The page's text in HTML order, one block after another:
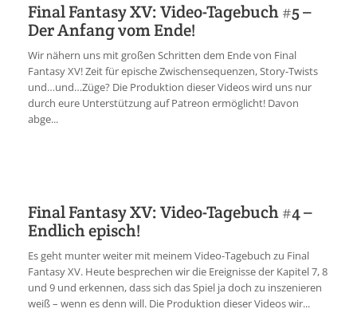
Final Fantasy XV: Video-Tagebuch #5 –
Der Anfang vom Ende!
Wir nähern uns mit großen Schritten dem Ende von Final
Fantasy XV! Zeit für epische Zwischensequenzen, Story-Twists
und…und…Züge? Die Produktion dieser Videos wird uns nur
durch eure Unterstützung auf Patreon ermöglicht! Davon
abge...
Final Fantasy XV: Video-Tagebuch #4 –
Endlich episch!
Es geht munter weiter mit meinem Video-Tagebuch zu Final
Fantasy XV. Heute besprechen wir die Ereignisse der Kapitel 7, 8
und 9 und erkennen, dass sich das Spiel ja doch zu inszenieren
weiß – wenn es denn will. Die Produktion dieser Videos wir...